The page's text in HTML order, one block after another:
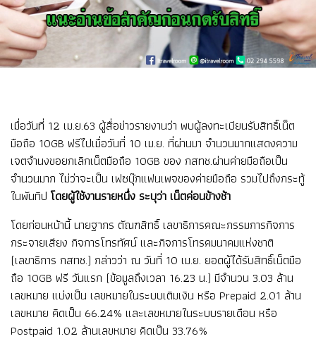
เมื่อวันที่ 12 เม.ย.63 ผู้สื่อข่าวรายงานว่า พบผู้ลงทะเบียนรับสิทธิ์เน็ต
มือถือ 10GB ฟรีไปเมื่อวันที่ 10 เม.ย. ที่ผ่านมา จำนวนมากแสดงความ
เจตจำนงขอยกเลิกเน็ตมือถือ 10GB ของ กสทช.ผ่านค่ายมือถือเป็น
จำนวนมาก ไม่ว่าจะเป็น เฟซบุ๊กแฟนเพจของค่ายมือถือ รวมไปถึงกระทู้
ในพันทิปโดยผู้ใช้งานรายหนึ่ง ระบุว่า เน็ตค่อนข้างช้า
โดยก่อนหน้านี้ นายฐากร ตัณฑสิทธิ์ เลขาธิการคณะกรรมการกิจการ
กระจายเสียง กิจการโทรทัศน์ และกิจการโทรคมนาคมแห่งชาติ
(เลขาธิการ กสทช.) กล่าวว่า ณ วันที่ 10 เม.ย. ยอดผู้ได้รับสิทธิ์เน็ตมือ
ถือ 10GB ฟรี วันแรก (ข้อมูลถึงเวลา 16.23 น.) มีจำนวน 3.03 ล้าน
เลขหมาย แบ่งเป็น เลขหมายในระบบเติมเงิน หรือ Prepaid 2.01 ล้าน
เลขหมาย คิดเป็น 66.24% และเลขหมายในระบบรายเดือน หรือ
Postpaid 1.02 ล้านเลขหมาย คิดเป็น 33.76%